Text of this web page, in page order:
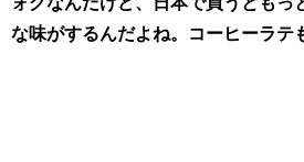
な味がするんだよね。コーヒーラテ